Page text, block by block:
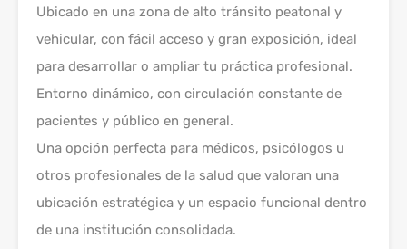
Ubicado en una zona de alto tránsito peatonal y
vehicular, con fácil acceso y gran exposición, ideal
para desarrollar o ampliar tu práctica profesional.
Entorno dinámico, con circulación constante de
pacientes y público en general.
Una opción perfecta para médicos, psicólogos u
otros profesionales de la salud que valoran una
ubicación estratégica y un espacio funcional dentro
de una institución consolidada.